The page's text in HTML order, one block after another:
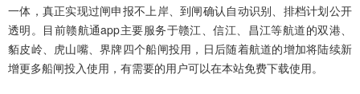
一体，真正实现过闸申报不上岸、到闸确认自动识别、排档计划公开
透明。目前赣航通app主要服务于赣江、信江、昌江等航道的双港、
貊皮岭、虎山嘴、界牌四个船闸投用，日后随着航道的增加将陆续新
增更多船闸投入使用，有需要的用户可以在本站免费下载使用。